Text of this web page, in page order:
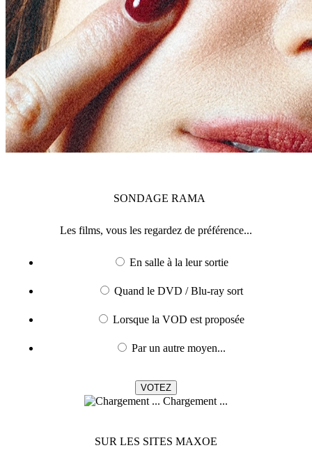
SONDAGE RAMA
Les films, vous les regardez de préférence...
En salle à la leur sortie
Quand le DVD / Blu-ray sort
Lorsque la VOD est proposée
Par un autre moyen...
Chargement ...
SUR LES SITES MAXOE